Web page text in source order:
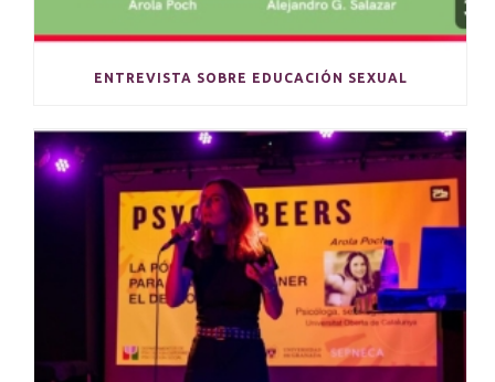
ENTREVISTA SOBRE EDUCACIÓN SEXUAL